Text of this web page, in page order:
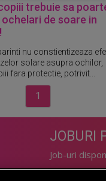
trebuie sa
de soare in
nu constientizeaza
solare asupra ochilor,
fara protectie, potrivit...
1
JOBURI
Job-uri